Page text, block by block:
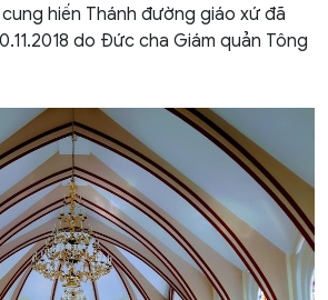
hiến Thánh đường giáo xứ đã
do Đức cha Giám quản Tông